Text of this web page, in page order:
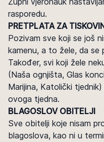
rasporedu.
PRETPLATA ZA
Pozivam sve koji se još
kamenu, a to žele, da se
Također, svi koji žele
(Naša ognjišta, Glas
Marijina, Katolički
ovoga tjedna.
BLAGOSLOV OBITELJI
Sve obitelji koje nisam
blagoslova, kao ni u